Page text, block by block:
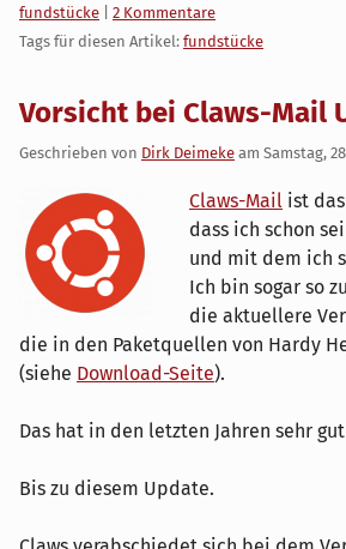
Kategorien:
fundstücke
2 Kommentare
Tags für diesen Artikel: fundstücke
Vorsicht bei Claws-Mail
Geschrieben von Dirk Deimeke am Samstag,
Claws-Mail ist
dass ich schon
und mit dem ich
Ich bin sogar so
die aktuellere
die in den Paketquellen von Hardy
(siehe Download-Seite).
Das hat in den letzten Jahren sehr
Bis zu diesem Update.